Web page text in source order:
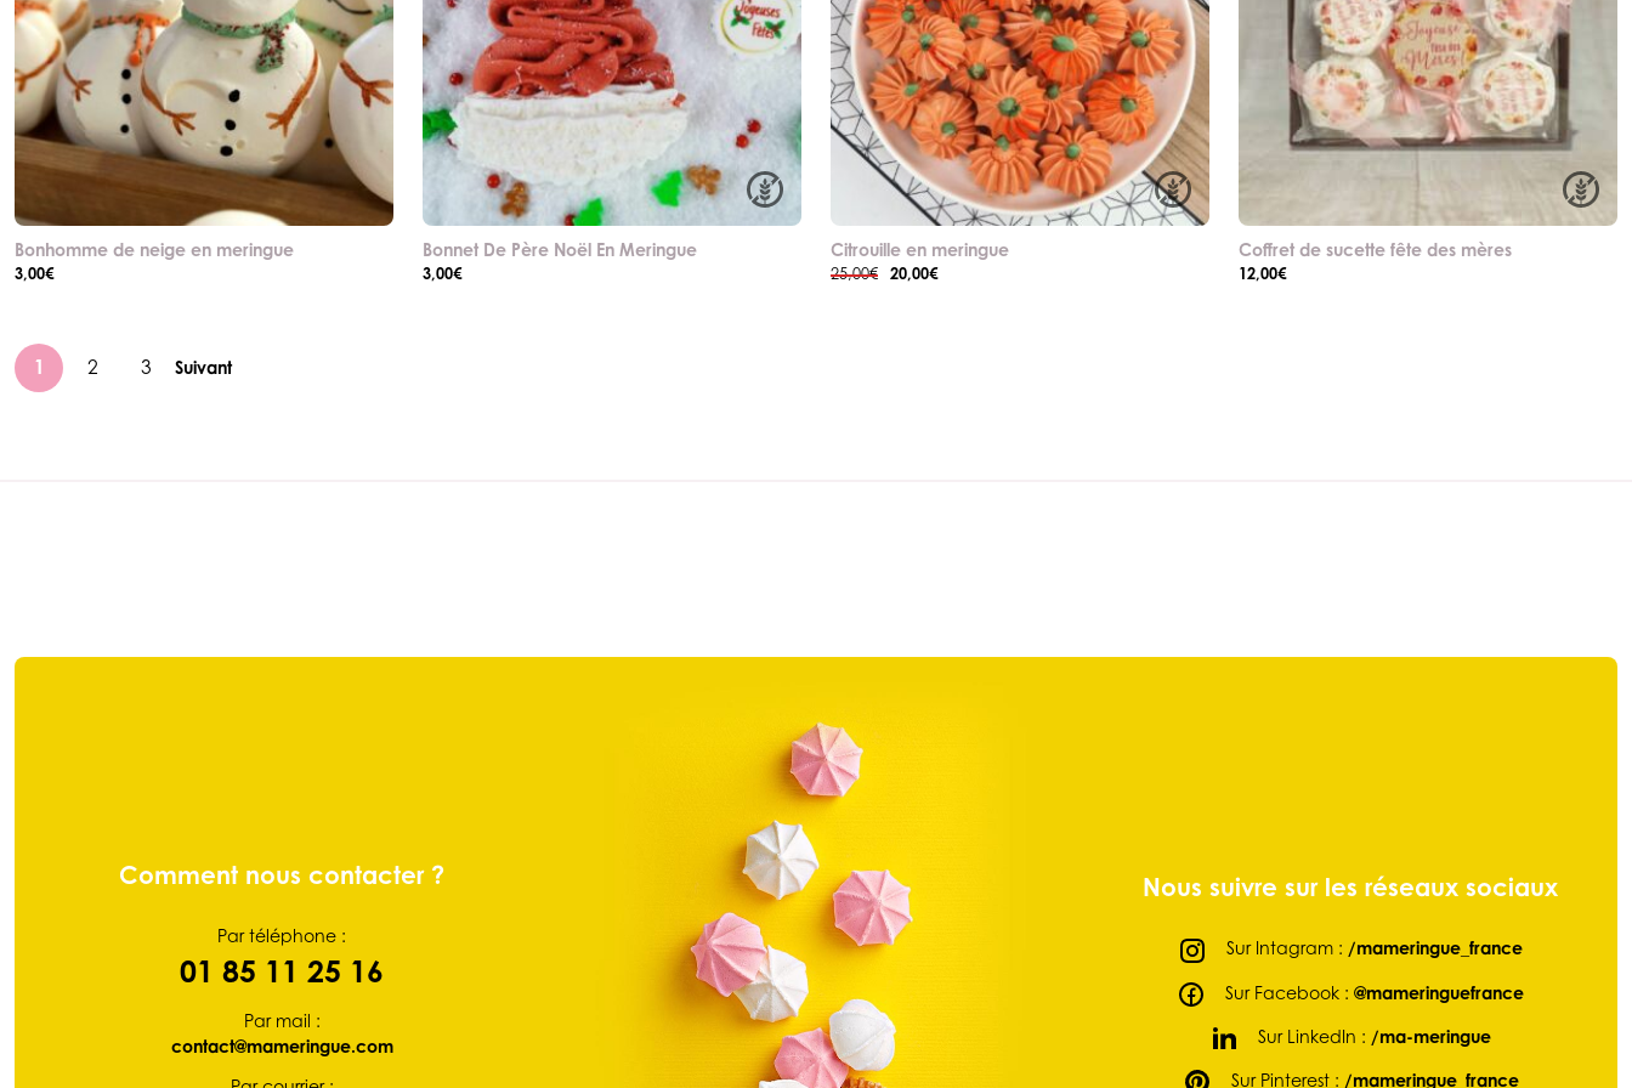
Bonhomme de neige en meringue
3,00€
Bonnet De Père Noël En Meringue
3,00€
Citrouille en meringue
25,00€
Le
20,00€Le
Coffret de sucette fête des mères
12,00€
1 2 3 Suivant
Comment nous contacter ?
Par téléphone :
01 85 11 25 16
Par mail :
contact@mameringue.com
Nous suivre sur les réseaux sociaux
Sur Intagram : /mameringue_france
Sur Facebook : @mameringuefrance
Sur LinkedIn : /ma-meringue
Sur Pinterest : /mameringue_france